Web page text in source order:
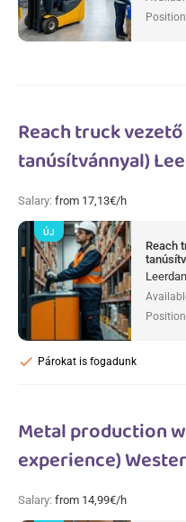
Reach truck
tanúsítvánnyal)
Salary: from 17,13€/h
Reach
Párokat is fogadunk
check
ÚJ
Metal production
experience)
Salary: from 14,99€/h